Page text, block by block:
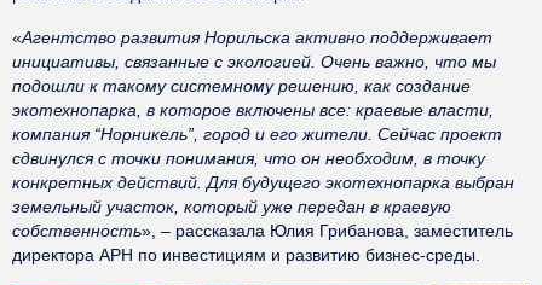
«Агентство развития Норильска активно поддерживает
инициативы, связанные с экологией. Очень важно, что мы
подошли к такому системному решению, как создание
экотехнопарка, в которое включены все: краевые власти,
компания “Норникель”, город и его жители. Сейчас проект
сдвинулся с точки понимания, что он необходим, в точку
конкретных действий. Для будущего экотехнопарка выбран
земельный участок, который уже передан в краевую
собственность», – рассказала Юлия Грибанова, заместитель
директора АРН по инвестициям и развитию бизнес-среды.